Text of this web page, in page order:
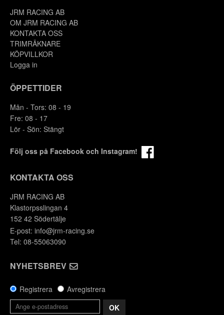
JRM RACING AB
OM JRM RACING AB
KONTAKTA OSS
TRIMRÄKNARE
KÖPVILLKOR
Logga in
ÖPPETTIDER
Mån - Tors: 08 - 19
Fre: 08 - 17
Lör - Sön: Stängt
Följ oss på Facebook och Instagram!
KONTAKTA OSS
JRM RACING AB
Klastorpsslingan 4
152 42 Södertälje
E-post: info@jrm-racing.se
Tel: 08-55063090
NYHETSBREV
Registrera
Avregistrera
OK